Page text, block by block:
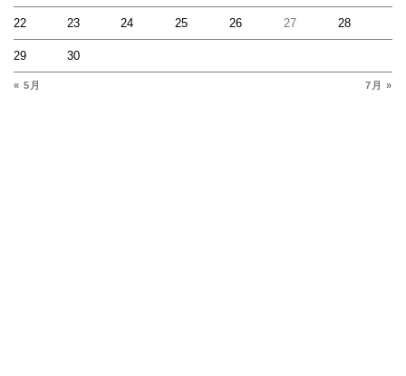
« 5月 7月 »
22 23 24 25 26 27 28
29 30